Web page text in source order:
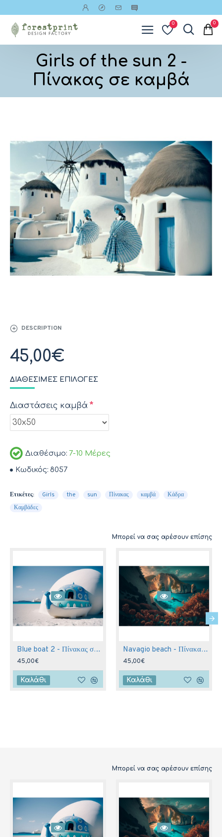
0 0
Girls of the sun 2 -
Πίνακας σε καμβά
DESCRIPTION
Διαθέσιμο: 7-10 Μέρες
Κωδικός: 8057
45,00€
ΔΙΑΘΈΣΙΜΕΣ ΕΠΙΛΟΓΈΣ
Διαστάσεις καμβά
Ετικέτες: Girls the sun Πίνακας καμβά
Κάδρα
Καμβάδες
Μπορεί να σας αρέσουν επίσης
Blue boat 2 - Πίνακας σε καμβά
45,00€
Καλάθι
Navagio beach - Πίνακας σε καμβά
45,00€
Καλάθι
Μπορεί να σας αρέσουν επίσης